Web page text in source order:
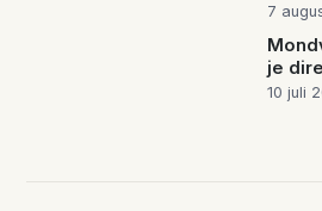
7
je
10 juli